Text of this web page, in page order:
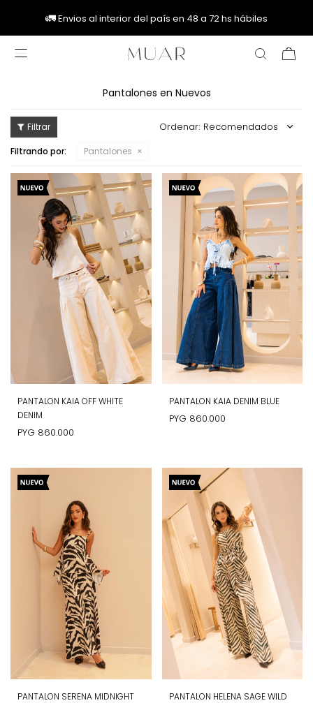
🚛
🚚
🚛Envios al interior del país en 48 a 72 hs hábiles
🚚

Pantalones en Nuevos
Recomendados
Filtrando por: Pantalones
PANTALON KAIA OFF WHITE
DENIM
PYG 860.000
PANTALON KAIA DENIM BLUE
PYG 860.000
PANTALON SERENA MIDNIGHT
PANTALON HELENA SAGE WILD